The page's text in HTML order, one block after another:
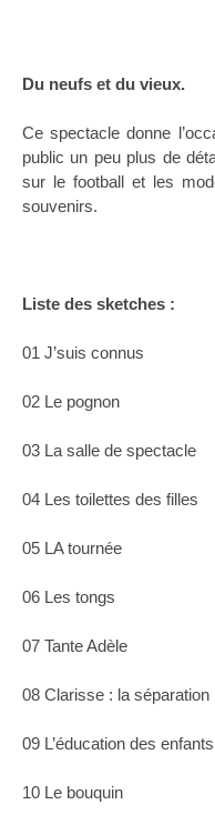
Du neufs et du vieux.
Ce spectacle donne
public un peu plus de
sur le football et les
souvenirs.
Liste des sketches :
01 J’suis connus
02 Le pognon
03 La salle de spectacle
04 Les toilettes des filles
05 LA tournée
06 Les tongs
07 Tante Adèle
08 Clarisse : la séparation
09 L’éducation des enfants
10 Le bouquin